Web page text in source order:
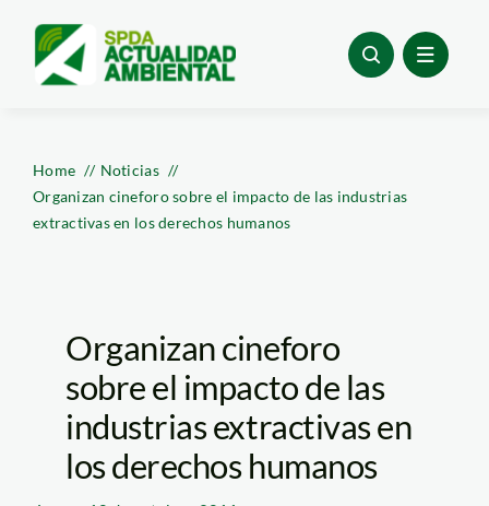
content
Home
Noticias
Organizan cineforo sobre el impacto de las industrias
extractivas en los derechos humanos
Organizan cineforo
sobre el impacto de las
industrias extractivas en
los derechos humanos